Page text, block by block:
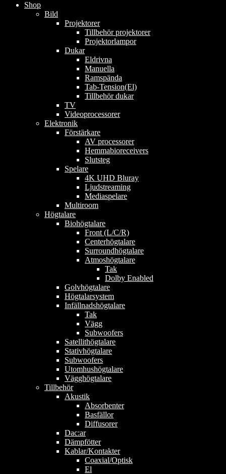
Shop
Bild
Projektorer
Tillbehör projektorer
Projektorlampor
Dukar
Eldrivna
Manuella
Ramspända
Tab-Tension(El)
Tillbehör dukar
TV
Videoprocessorer
Elektronik
Förstärkare
AV processorer
Hemmabioreceivers
Slutsteg
Spelare
4K UHD Bluray
Ljudstreaming
Mediaspelare
Multiroom
Högtalare
Biohögtalare
Front (L/C/R)
Centerhögtalare
Surroundhögtalare
Atmoshögtalare
Tak
Dolby Enabled
Golvhögtalare
Högtalarsystem
Infällnadshögtalare
Tak
Vägg
Subwoofers
Satellithögtalare
Stativhögtalare
Subwoofers
Utomhushögtalare
Vägghögtalare
Tillbehör
Akustik
Absorbenter
Basfällor
Diffusorer
Dac:ar
Dämpfötter
Kablar/Kontakter
Coaxial/Optisk
El